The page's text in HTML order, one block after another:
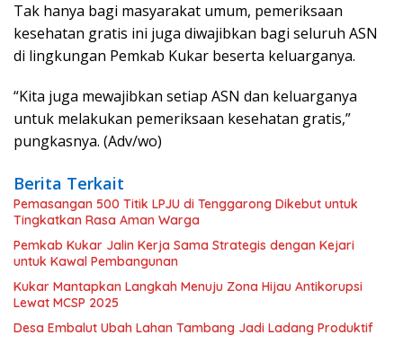
Tak hanya bagi masyarakat umum, pemeriksaan
kesehatan gratis ini juga diwajibkan bagi seluruh ASN
di lingkungan Pemkab Kukar beserta keluarganya.
“Kita juga mewajibkan setiap ASN dan keluarganya
untuk melakukan pemeriksaan kesehatan gratis,”
pungkasnya. (Adv/wo)
Berita Terkait
Pemasangan 500 Titik LPJU di Tenggarong Dikebut untuk
Tingkatkan Rasa Aman Warga
Pemkab Kukar Jalin Kerja Sama Strategis dengan Kejari
untuk Kawal Pembangunan
Kukar Mantapkan Langkah Menuju Zona Hijau Antikorupsi
Lewat MCSP 2025
Desa Embalut Ubah Lahan Tambang Jadi Ladang Produktif